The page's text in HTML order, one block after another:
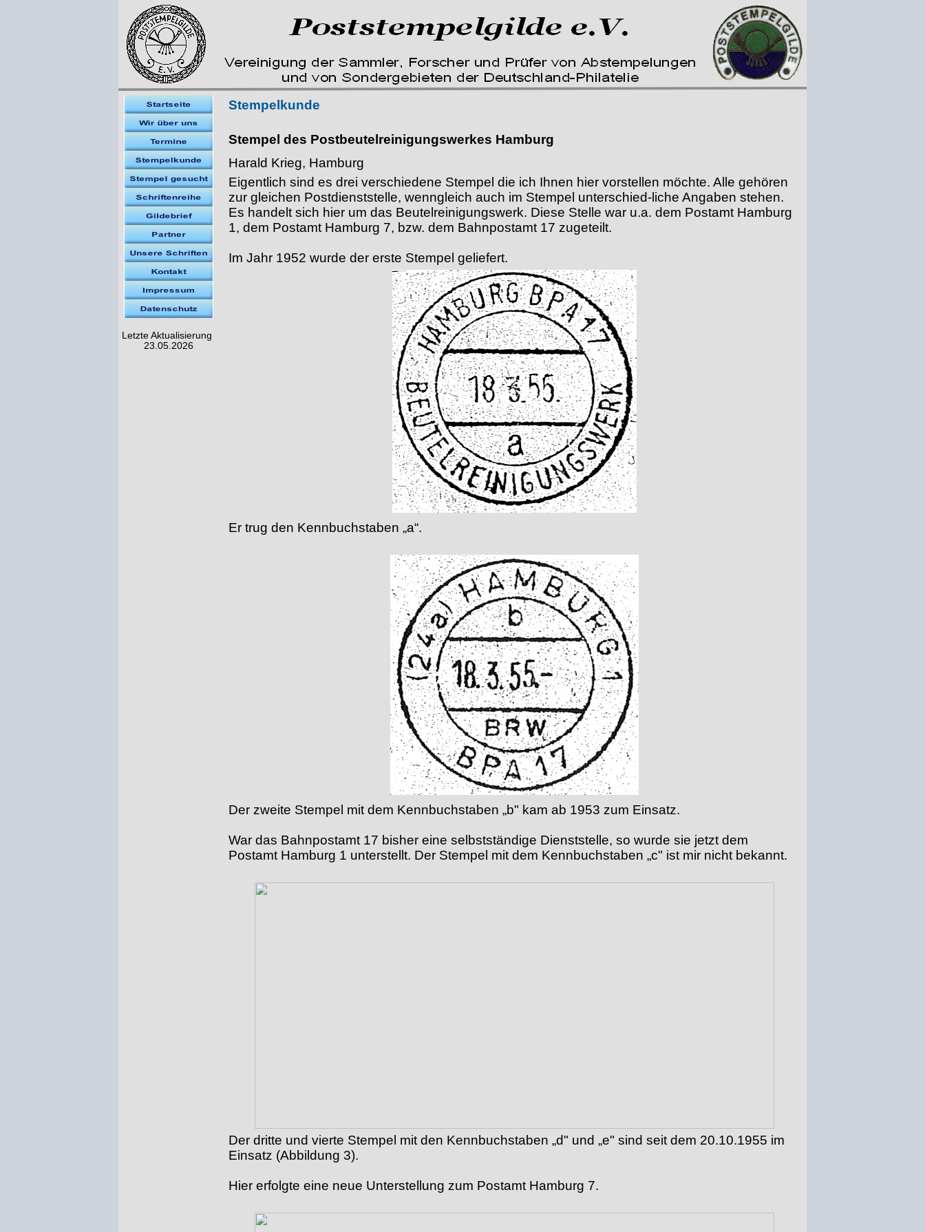
Letzte Aktualisierung
23.05.2026
Stempelkunde
Stempel des Postbeutelreinigungswerkes Hamburg
Harald Krieg, Hamburg
Eigentlich sind es drei verschiedene Stempel die ich Ihnen hier vorstellen möchte. Alle gehören
zur gleichen Postdienststelle, wenngleich auch im Stempel unterschied- liche Angaben stehen.
Es handelt sich hier um das Beutelreinigungswerk. Diese Stelle war u.a. dem Postamt Hamburg
1, dem Postamt Hamburg 7, bzw. dem Bahnpostamt 17 zugeteilt.
Im Jahr 1952 wurde der erste Stempel geliefert.
Er trug den Kennbuchstaben „a“.
Der zweite Stempel mit dem Kennbuchstaben „b" kam ab 1953 zum Einsatz.
War das Bahnpostamt 17 bisher eine selbstständige Dienststelle, so wurde sie jetzt dem
Postamt Hamburg 1 unterstellt. Der Stempel mit dem Kennbuchstaben „c" ist mir nicht bekannt.
Der dritte und vierte Stempel mit den Kennbuchstaben „d" und „e" sind seit dem 20.10.1955 im
Einsatz (Abbildung 3).
Hier erfolgte eine neue Unterstellung zum Postamt Hamburg 7.